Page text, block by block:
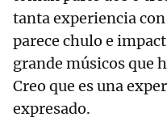
tanta experiencia
parece chulo e
grande músicos que
Creo que es una
expresado.